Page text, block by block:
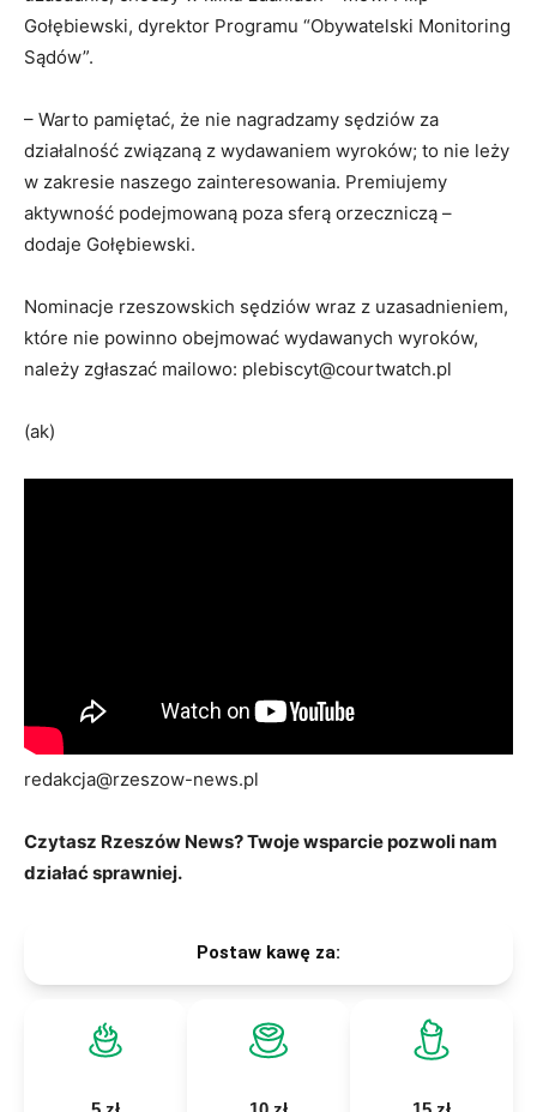
Gołębiewski, dyrektor Programu “Obywatelski Monitoring
Sądów”.
– Warto pamiętać, że nie nagradzamy sędziów za
działalność związaną z wydawaniem wyroków; to nie leży
w zakresie naszego zainteresowania. Premiujemy
aktywność podejmowaną poza sferą orzeczniczą –
dodaje Gołębiewski.
Nominacje rzeszowskich sędziów wraz z uzasadnieniem,
które nie powinno obejmować wydawanych wyroków,
należy zgłaszać mailowo: plebiscyt@courtwatch.pl
(ak)
redakcja@rzeszow-news.pl
Czytasz Rzeszów News? Twoje wsparcie pozwoli nam
działać sprawniej.
Postaw kawę za: